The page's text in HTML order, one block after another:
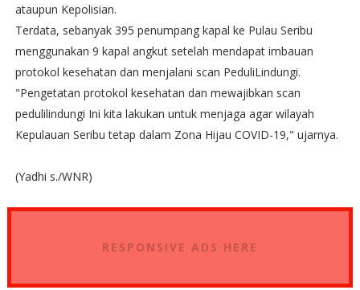
ataupun Kepolisian.
Terdata, sebanyak 395 penumpang kapal ke Pulau Seribu
menggunakan 9 kapal angkut setelah mendapat imbauan
protokol kesehatan dan menjalani scan PeduliLindungi.
"Pengetatan protokol kesehatan dan mewajibkan scan
pedulilindungi Ini kita lakukan untuk menjaga agar wilayah
Kepulauan Seribu tetap dalam Zona Hijau COVID-19," ujarnya.
(Yadhi s./WNR)
RESPONSIVE ADS HERE